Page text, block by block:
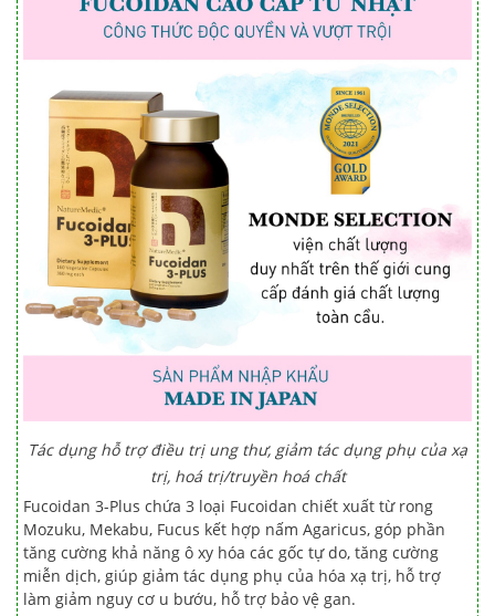
Tác dụng hỗ trợ điều trị ung thư, giảm tác dụng phụ của xạ
trị, hoá trị/truyền hoá chất
Fucoidan 3-Plus chứa 3 loại Fucoidan chiết xuất từ rong
Mozuku, Mekabu, Fucus kết hợp nấm Agaricus, góp phần
tăng cường khả năng ô xy hóa các gốc tự do, tăng cường
miễn dịch, giúp giảm tác dụng phụ của hóa xạ trị, hỗ trợ
làm giảm nguy cơ u bướu, hỗ trợ bảo vệ gan.